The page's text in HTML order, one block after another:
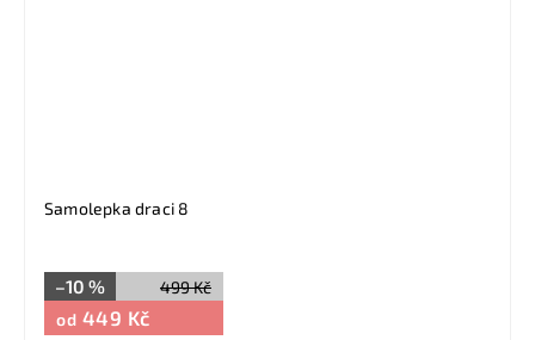
Samolepka draci 8
499 Kč
–10 %
od 449 Kč